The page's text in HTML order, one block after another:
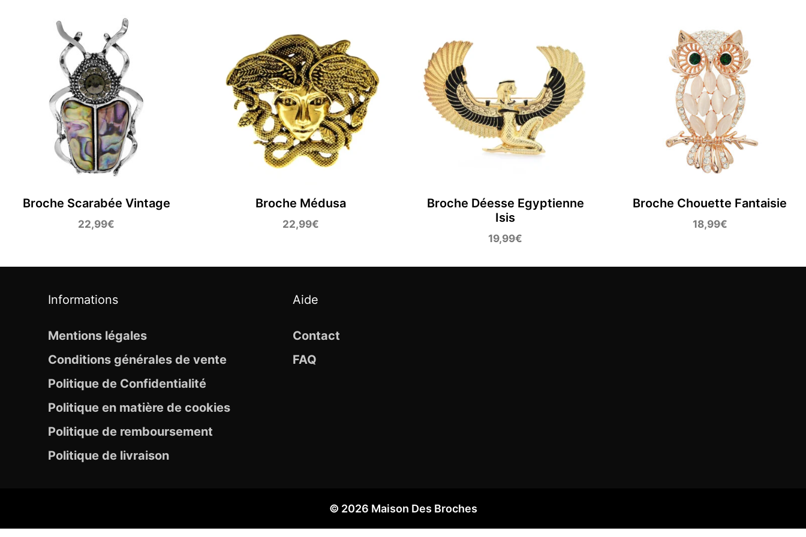
Broche Scarabée Vintage
22,99€
Broche Médusa
22,99€
Broche Déesse Egyptienne
Isis
19,99€
Broche Chouette Fantaisie
18,99€
Informations
Mentions légales
Conditions générales de vente
Politique de Confidentialité
Politique en matière de cookies
Politique de remboursement
Politique de livraison
Aide
Contact
FAQ
© 2026 Maison Des Broches